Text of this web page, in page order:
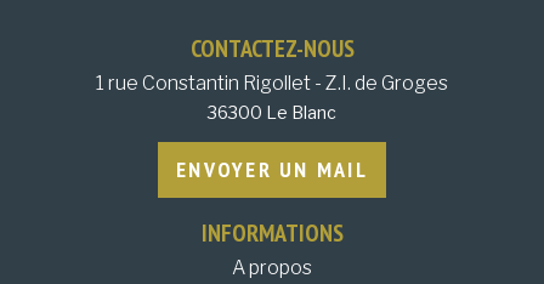
CONTACTEZ-NOUS
1 rue Constantin Rigollet - Z.I. de Groges
36300 Le Blanc
ENVOYER UN MAIL
INFORMATIONS
A propos